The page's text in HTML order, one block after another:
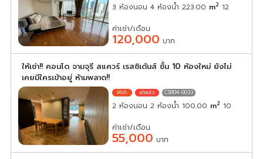
3 ห้องนอน 4 ห้องน้ำ 223.00 m2 12
ค่าเช่า/เดือน
120,000 บาท
ให้เช่า!! คอนโด จามจุรี สแควร์ เรสซิเด้นส์ ชั้น 10 ห้องใหม่ ยังไม่
เคยมีใครเข้าอยู่ ห้ามพลาด!!
CSR04-0033
2 ห้องนอน 2 ห้องน้ำ 100.00 m2 10
ค่าเช่า/เดือน
55,000 บาท